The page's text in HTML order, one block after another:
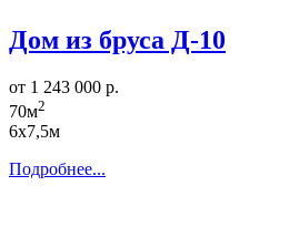
Дом из бруса Д-10
от 1 243 000 р.
70м2
6х7,5м
Подробнее...